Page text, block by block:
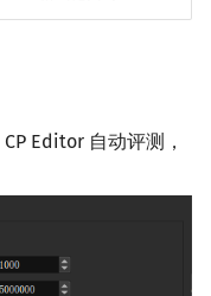
Editor 自动评测，